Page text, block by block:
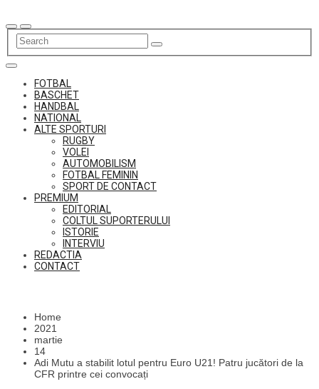
to
content
FOTBAL
BASCHET
HANDBAL
NATIONAL
ALTE SPORTURI
RUGBY
VOLEI
AUTOMOBILISM
FOTBAL FEMININ
SPORT DE CONTACT
PREMIUM
EDITORIAL
COLTUL SUPORTERULUI
ISTORIE
INTERVIU
REDACTIA
CONTACT
Home
2021
martie
14
Adi Mutu a stabilit lotul pentru Euro U21! Patru jucători de la
CFR printre cei convocați